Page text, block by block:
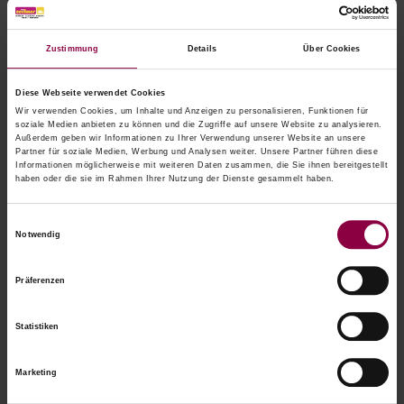
Zustimmung Details Über Cookies
Diese Webseite verwendet Cookies
Wir verwenden Cookies, um Inhalte und Anzeigen zu personalisieren, Funktionen für
soziale Medien anbieten zu können und die Zugriffe auf unsere Website zu analysieren.
Außerdem geben wir Informationen zu Ihrer Verwendung unserer Website an unsere
Partner für soziale Medien, Werbung und Analysen weiter. Unsere Partner führen diese
Informationen möglicherweise mit weiteren Daten zusammen, die Sie ihnen bereitgestellt
haben oder die sie im Rahmen Ihrer Nutzung der Dienste gesammelt haben.
Notwendig
Präferenzen
Statistiken
Marketing
Das könnte Sie auch interessieren